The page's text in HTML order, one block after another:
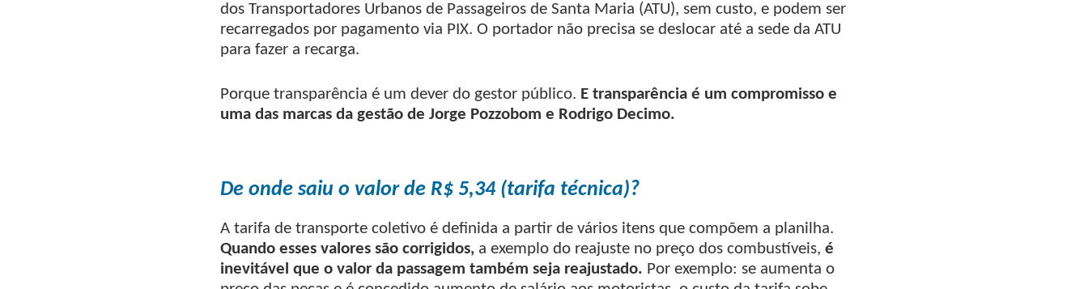
dos Transportadores Urbanos de Passageiros de Santa Maria (ATU), sem custo, e podem ser
recarregados por pagamento via PIX. O portador não precisa se deslocar até a sede da ATU
para fazer a recarga.
Porque transparência é um dever do gestor público. E transparência é um compromisso e
uma das marcas da gestão de Jorge Pozzobom e Rodrigo Decimo.
De onde saiu o valor de R$ 5,34 (tarifa técnica)?
A tarifa de transporte coletivo é definida a partir de vários itens que compõem a planilha.
Quando esses valores são corrigidos, a exemplo do reajuste no preço dos combustíveis, é
inevitável que o valor da passagem também seja reajustado. Por exemplo: se aumenta o